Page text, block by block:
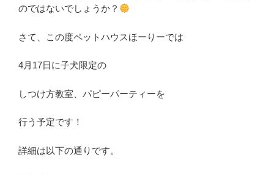
のではないでしょうか？
さて、この度ペットハウスほーりーでは
4月 17日に子犬限定の
しつけ方教室、パピーパーティーを
行う予定です！
詳細は以下の通りです。